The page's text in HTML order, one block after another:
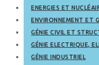
ENERGIES ET
ENVIRONNEMENT ET
GÉNIE CIVIL ET
GÉNIE ELECTRIQUE,
GÉNIE INDUSTRIEL